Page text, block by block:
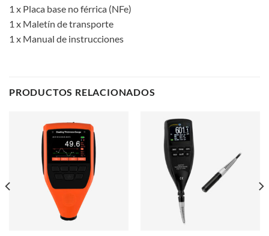
1 x Placa base no férrica (NFe)
1 x Maletín de transporte
1 x Manual de instrucciones
PRODUCTOS RELACIONADOS